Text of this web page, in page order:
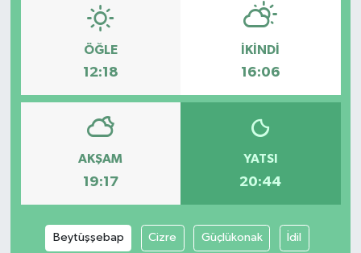
ÖĞLE
12:18
İKINDI
16:06
AKŞAM
19:17
YATSI
20:44
Beytüşşebap Cizre Güçlükonak İdil